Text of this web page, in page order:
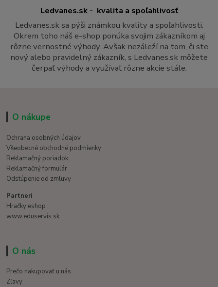
Ledvanes.sk - kvalita a spoľahlivosť
Ledvanes.sk sa pýši známkou kvality a spoľahlivosti.
Okrem toho náš e-shop ponúka svojim zákazníkom aj
rôzne vernostné výhody. Avšak nezáleží na tom, či ste
nový alebo pravidelný zákazník, s Ledvanes.sk môžete
čerpať výhody a využívať rôzne akcie stále.
O nákupe
Ochrana osobných údajov
Všeobecné obchodné podmienky
Reklamačný poriadok
Reklamačný formulár
Odstúpenie od zmluvy
Partneri
Hračky eshop
www.eduservis.sk
O nás
Prečo nakupovať u nás
Zľavy